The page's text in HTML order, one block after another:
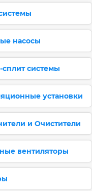
насосы
сплит системы
установки
и Очистители
вентиляторы